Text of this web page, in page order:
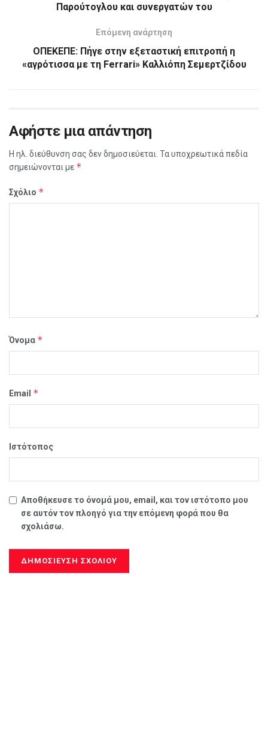
Παρούτογλου και συνεργατών του
Επόμενη ανάρτηση
ΟΠΕΚΕΠΕ: Πήγε στην εξεταστική επιτροπή η
«αγρότισσα με τη Ferrari» Καλλιόπη Σεμερτζίδου
Αφήστε μια απάντηση
Η ηλ. διεύθυνση σας δεν δημοσιεύεται. Τα υποχρεωτικά πεδία
σημειώνονται με *
Σχόλιο *
Όνομα *
Email *
Ιστότοπος
Αποθήκευσε το όνομά μου, email, και τον ιστότοπο μου
σε αυτόν τον πλοηγό για την επόμενη φορά που θα
σχολιάσω.